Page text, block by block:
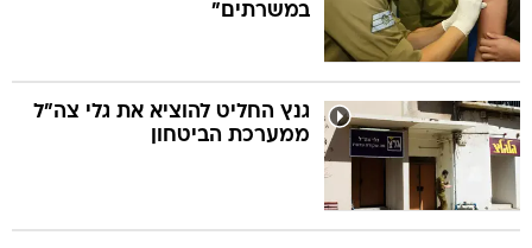
במשרתים"
גנץ החליט להוציא את גלי צה"ל
ממערכת הביטחון